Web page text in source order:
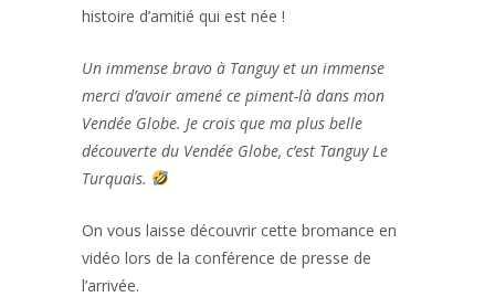
histoire d’amitié qui est née !
Un immense bravo à Tanguy et un immense
merci d’avoir amené ce piment-là dans mon
Vendée Globe. Je crois que ma plus belle
découverte du Vendée Globe, c’est Tanguy Le
Turquais.
On vous laisse découvrir cette bromance en
vidéo lors de la conférence de presse de
l’arrivée.